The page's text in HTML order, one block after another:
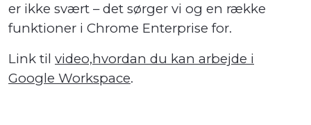
er ikke svært – det sørger vi og en række
funktioner i Chrome Enterprise for.
Link til video,hvordan du kan arbejde i
Google Workspace.